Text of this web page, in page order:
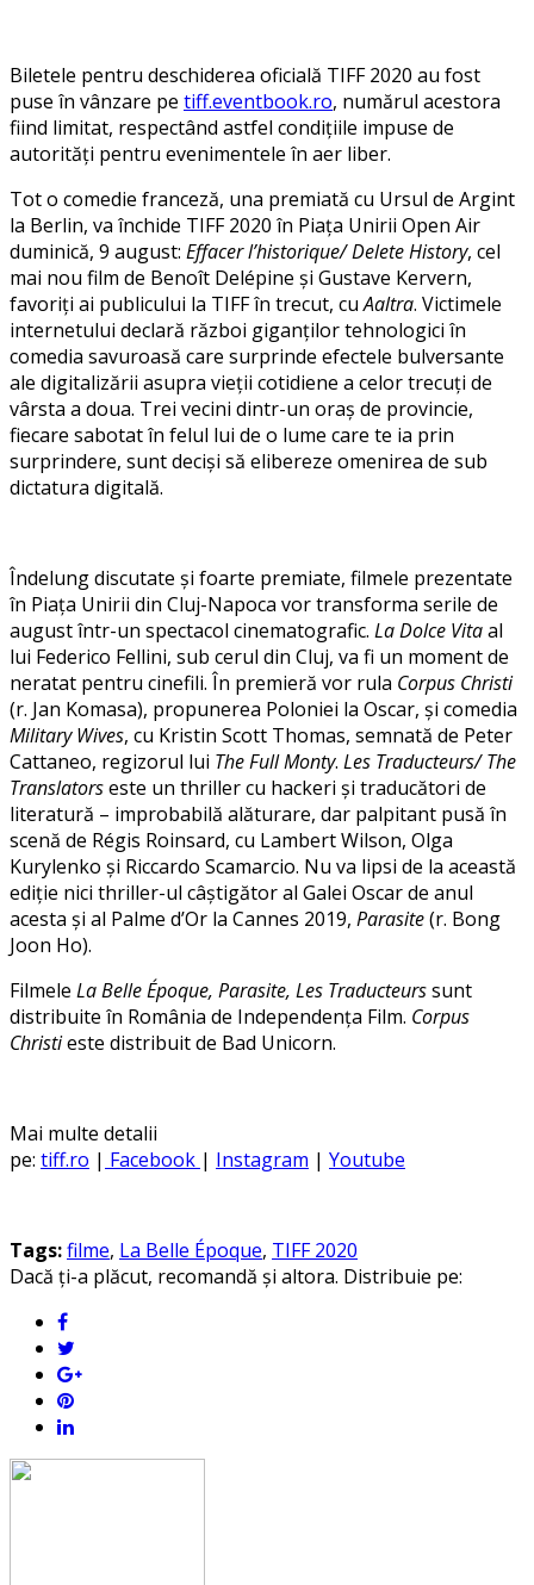
Biletele pentru deschiderea oficială TIFF 2020 au fost
puse în vânzare pe tiff.eventbook.ro, numărul acestora
fiind limitat, respectând astfel condițiile impuse de
autorități pentru evenimentele în aer liber.
Tot o comedie franceză, una premiată cu Ursul de Argint
la Berlin, va închide TIFF 2020 în Piața Unirii Open Air
duminică, 9 august: Effacer l’historique/ Delete History, cel
mai nou film de Benoît Delépine și Gustave Kervern,
favoriți ai publicului la TIFF în trecut, cuAaltra. Victimele
internetului declară război giganților tehnologici în
comedia savuroasă care surprinde efectele bulversante
ale digitalizării asupra vieții cotidiene a celor trecuți de
vârsta a doua. Trei vecini dintr-un oraș de provincie,
fiecare sabotat în felul lui de o lume care te ia prin
surprindere, sunt deciși să elibereze omenirea de sub
dictatura digitală.
Îndelung discutate și foarte premiate, filmele prezentate
în Piața Unirii din Cluj-Napoca vor transforma serile de
august într-un spectacol cinematografic. La Dolce Vitaal
lui Federico Fellini, sub cerul din Cluj, va fi un moment de
neratat pentru cinefili. În premieră vor rula Corpus Christi
(r. Jan Komasa), propunerea Poloniei la Oscar, și comedia
Military Wives, cu Kristin Scott Thomas, semnată de Peter
Cattaneo, regizorul lui The Full Monty. Les Traducteurs/ The
Translatorseste un thriller cu hackeri și traducători de
literatură – improbabilă alăturare, dar palpitant pusă în
scenă de Régis Roinsard, cu Lambert Wilson, Olga
Kurylenko și Riccardo Scamarcio. Nu va lipsi de la această
ediție nici thriller-ul câștigător al Galei Oscar de anul
acesta și al Palme d’Or la Cannes 2019, Parasite(r. Bong
Joon Ho).
Filmele La Belle Époque, Parasite, Les Traducteurssunt
distribuite în România de Independența Film. Corpus
Christieste distribuit de Bad Unicorn.
Mai multe detalii
pe: tiff.ro | Facebook | Instagram | Youtube
Tags:filme, La Belle Époque, TIFF 2020
Dacă ți-a plăcut, recomandă și altora. Distribuie pe: